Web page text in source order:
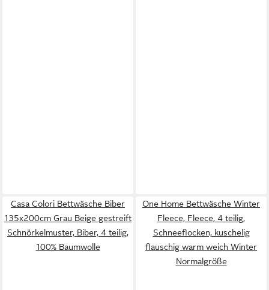
Casa Colori Bettwäsche Biber
135x200cm Grau Beige gestreift
Schnörkelmuster, Biber, 4 teilig,
100% Baumwolle
One Home Bettwäsche Winter
Fleece, Fleece, 4 teilig,
Schneeflocken, kuschelig
flauschig warm weich Winter
Normalgröße